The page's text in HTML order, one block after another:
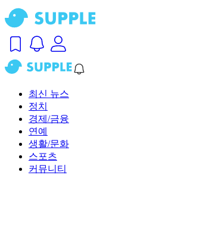
최신 뉴스
정치
경제/금융
연예
생활/문화
스포츠
커뮤니티